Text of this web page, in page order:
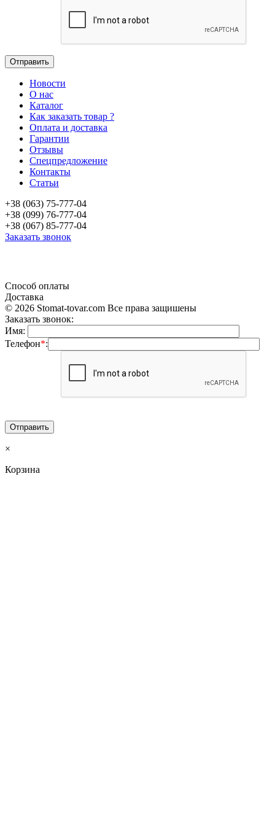
Новости
О нас
Каталог
Как заказать товар ?
Оплата и доставка
Гарантии
Отзывы
Спецпредложение
Контакты
Статьи
+38 (063) 75-777-04
+38 (099) 76-777-04
+38 (067) 85-777-04
Заказать звонок
Способ оплаты
Доставка
© 2026 Stomat-tovar.com Все права защишены
Заказать звонок:
Имя:
Телефон*:
×
Корзина